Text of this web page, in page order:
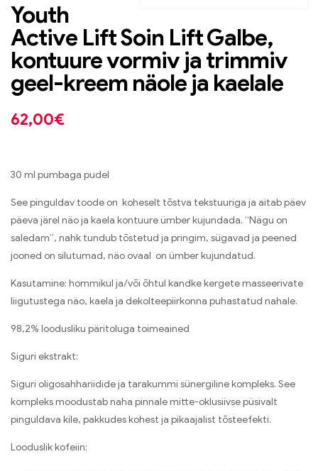
Youth
Active Lift Soin Lift Galbe,
kontuure vormiv ja trimmiv
geel-kreem näole ja kaelale
62,00€
30 ml pumbaga pudel
See pinguldav toode on koheselt tõstva tekstuuriga ja aitab päev
päeva järel näo ja kaela kontuure ümber kujundada. “Nägu on
saledam”, nahk tundub tõstetud ja pringim, sügavad ja peened
jooned on silutumad, näo ovaal on ümber kujundatud.
Kasutamine: hommikul ja/või õhtul kandke kergete masseerivate
liigutustega näo, kaela ja dekolteepiirkonna puhastatud nahale.
98,2% loodusliku päritoluga toimeained
Siguri ekstrakt:
Siguri oligosahhariidide ja tarakummi sünergiline kompleks. See
kompleks moodustab naha pinnale mitte-oklusiivse püsivalt
pinguldava kile, pakkudes kohest ja pikaajalist tõsteefekti.
Looduslik kofeiin: